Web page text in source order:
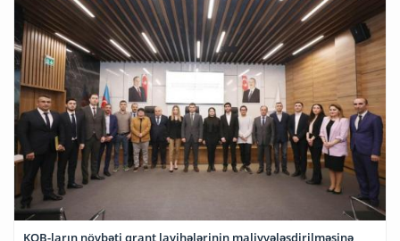
KOB-ların növbəti qrant layihələrinin maliyyələşdirilməsinə